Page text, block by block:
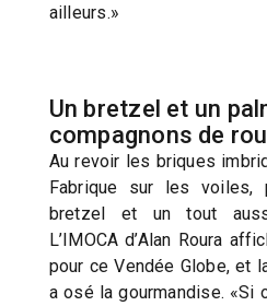
ailleurs.»
Un bretzel et un
compagnons de
Au revoir les briques
Fabrique sur les voiles,
bretzel et un tout
L’IMOCA d’Alan Roura
pour ce Vendée Globe, et
a osé la gourmandise. «Si